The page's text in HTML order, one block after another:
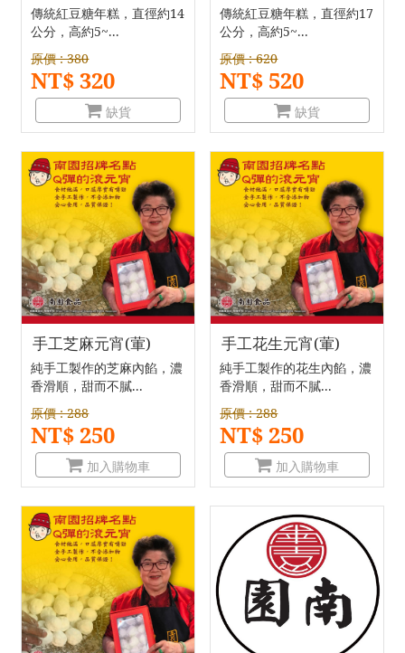
傳統紅豆糖年糕，直徑約14
公分，高約5~...
原價 : 380
NT$ 320
缺貨
傳統紅豆糖年糕，直徑約17
公分，高約5~...
原價 : 620
NT$ 520
缺貨
手工芝麻元宵(葷)
純手工製作的芝麻內餡，濃
香滑順，甜而不膩...
原價 : 288
NT$ 250
加入購物車
手工花生元宵(葷)
純手工製作的花生內餡，濃
香滑順，甜而不膩...
原價 : 288
NT$ 250
加入購物車